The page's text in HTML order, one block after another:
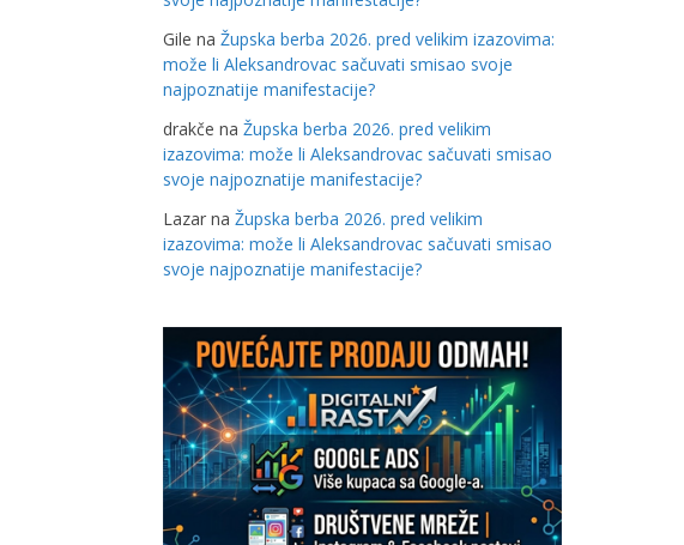
Gile na Župska berba 2026. pred velikim izazovima:
može li Aleksandrovac sačuvati smisao svoje
najpoznatije manifestacije?
drakče na Župska berba 2026. pred velikim
izazovima: može li Aleksandrovac sačuvati smisao
svoje najpoznatije manifestacije?
Lazar na Župska berba 2026. pred velikim
izazovima: može li Aleksandrovac sačuvati smisao
svoje najpoznatije manifestacije?